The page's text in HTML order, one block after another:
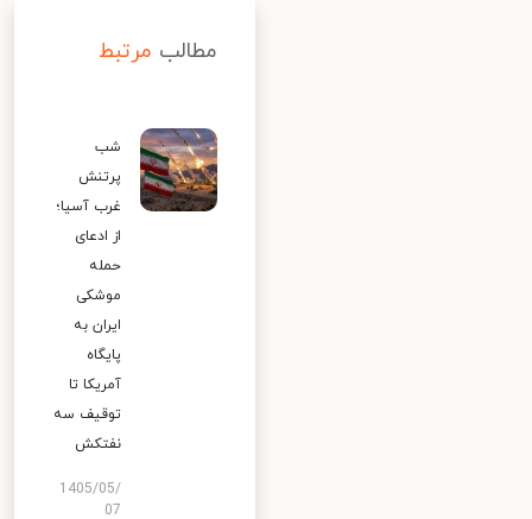
مطالب مرتبط
شب
پرتنش
غرب آسیا؛
از ادعای
حمله
موشکی
ایران به
پایگاه
آمریکا تا
توقیف سه
نفتکش
1405/05/
07